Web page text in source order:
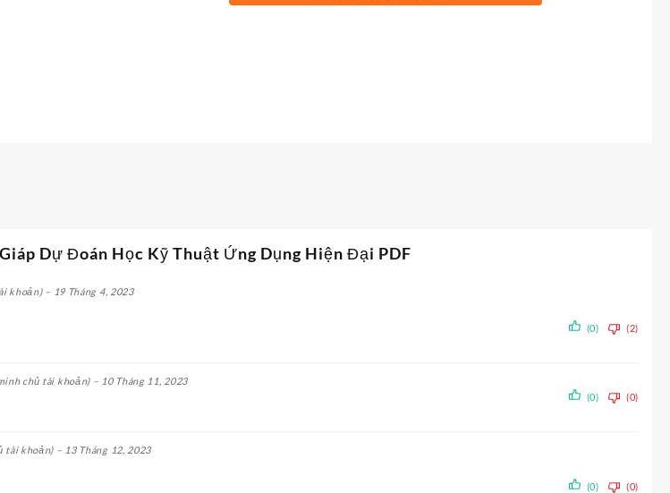
Dự Đoán Học Kỹ Thuật Ứng Dụng Hiện Đại PDF
khoản) – 19 Tháng 4, 2023
(0) (2)
chủ tài khoản) – 10 Tháng 11, 2023
(0)
(0)
tài khoản) – 13 Tháng 12, 2023
(0) (0)